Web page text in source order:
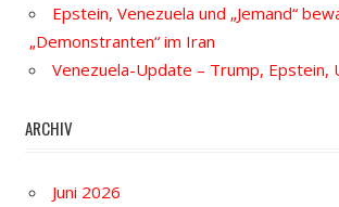
Epstein, Venezuela und „Jemand“
„Demonstranten“ im Iran
Venezuela-Update – Trump, Epstein,
ARCHIV
Juni 2026